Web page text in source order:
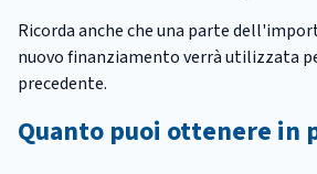
Ricorda anche che una parte
nuovo finanziamento verrà utilizzata
precedente.
Quanto puoi ottenere in